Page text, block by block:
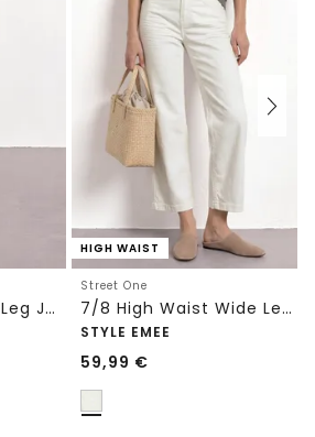
High Waist Barrel Leg Jeans im Loose Fit
HIGH WAIST
Street One
7/8 High Waist Wide Leg Jeans im Loose Fit
STYLE EMEE
59,99 €